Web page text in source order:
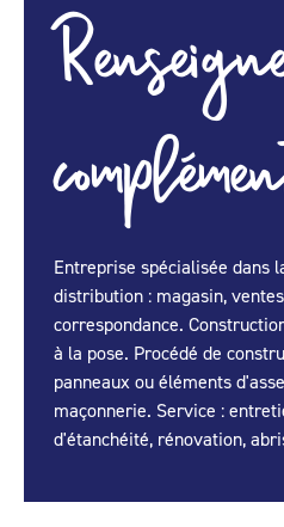
Entreprise spécialisée dans
distribution : magasin,
correspondance.
à la pose. Procédé de
panneaux ou éléments
maçonnerie. Service :
d'étanchéité, rénovation,